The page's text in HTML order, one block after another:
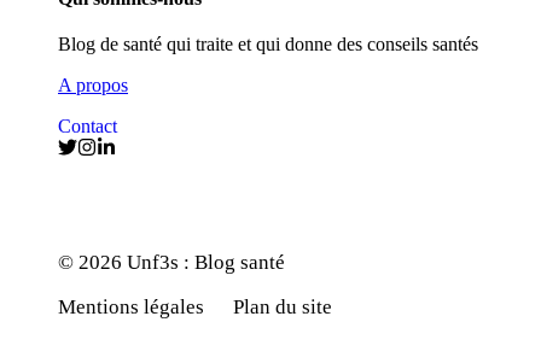
Blog de santé qui traite et qui donne des conseils santés
A propos
Contact
© 2026 Unf3s : Blog santé
Mentions légales
Plan du site